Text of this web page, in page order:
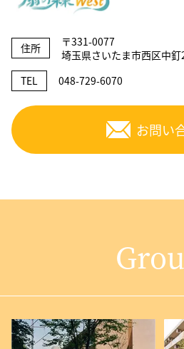
住所
〒331-0077
埼玉県さいたま市西区中釘
TEL
048-729-6070
お問い